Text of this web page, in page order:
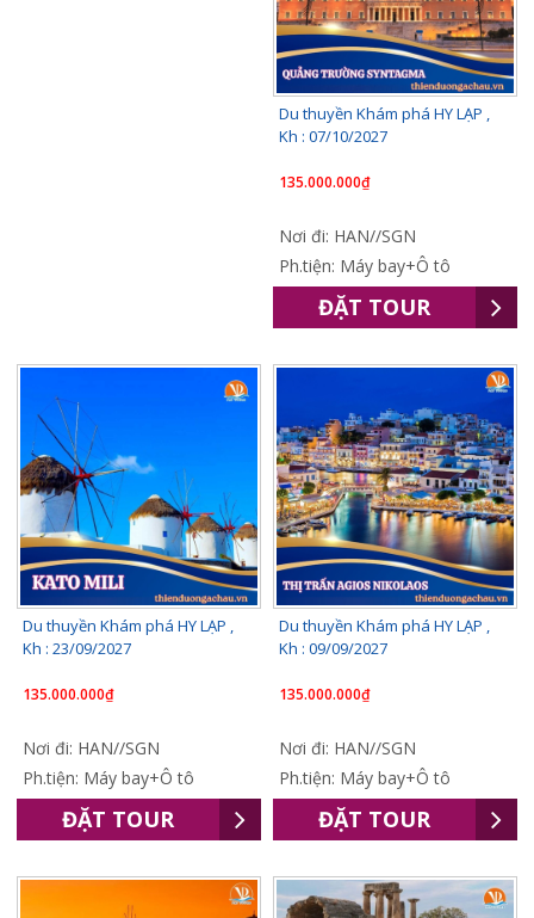
Du thuyền Khám phá HY LẠP ,
Kh : 07/10/2027
135.000.000₫
Nơi đi: HAN//SGN
Ph.tiện: Máy bay+Ô tô
ĐẶT TOUR
Du thuyền Khám phá HY LẠP ,
Kh : 23/09/2027
135.000.000₫
Nơi đi: HAN//SGN
Ph.tiện: Máy bay+Ô tô
ĐẶT TOUR
Du thuyền Khám phá HY LẠP ,
Kh : 09/09/2027
135.000.000₫
Nơi đi: HAN//SGN
Ph.tiện: Máy bay+Ô tô
ĐẶT TOUR